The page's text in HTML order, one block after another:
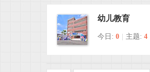
» ›
幼儿教育
今日: 0 主题: 4